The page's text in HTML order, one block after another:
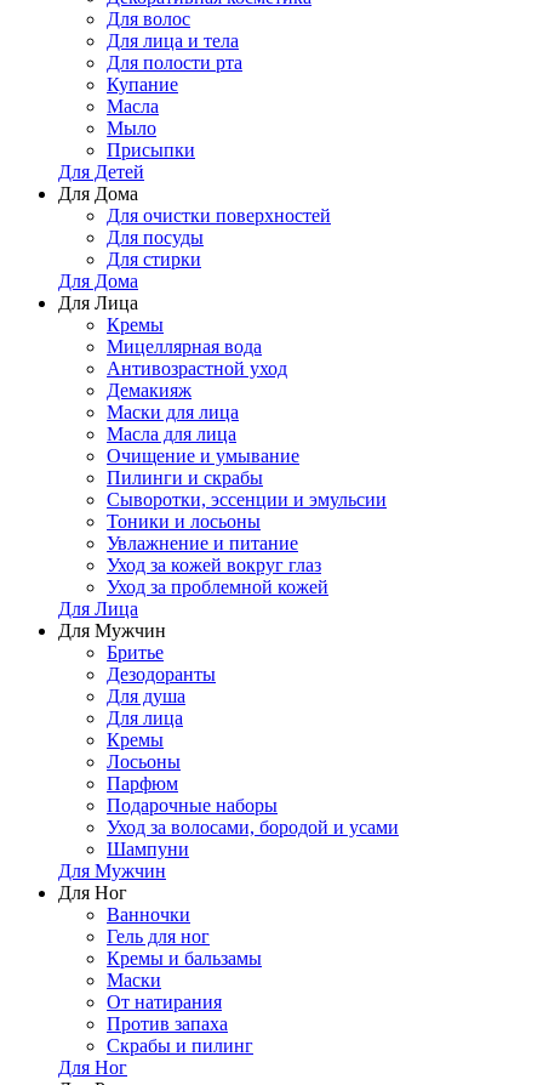
Для волос
Для лица и тела
Для полости рта
Купание
Масла
Мыло
Присыпки
Для Детей
Для Дома
Для очистки поверхностей
Для посуды
Для стирки
Для Дома
Для Лица
Кремы
Мицеллярная вода
Антивозрастной уход
Демакияж
Маски для лица
Масла для лица
Очищение и умывание
Пилинги и скрабы
Сыворотки, эссенции и эмульсии
Тоники и лосьоны
Увлажнение и питание
Уход за кожей вокруг глаз
Уход за проблемной кожей
Для Лица
Для Мужчин
Бритье
Дезодоранты
Для душа
Для лица
Кремы
Лосьоны
Парфюм
Подарочные наборы
Уход за волосами, бородой и усами
Шампуни
Для Мужчин
Для Ног
Ванночки
Гель для ног
Кремы и бальзамы
Маски
От натирания
Против запаха
Скрабы и пилинг
Для Ног